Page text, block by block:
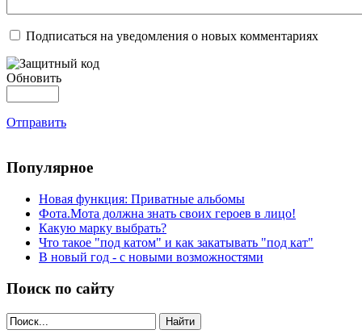
Подписаться на уведомления о новых комментариях
Обновить
Отправить
Популярное
Новая функция: Приватные альбомы
Фота.Мота должна знать своих героев в лицо!
Какую марку выбрать?
Что такое "под катом" и как закатывать "под кат"
В новый год - с новыми возможностями
Поиск по сайту
Найти